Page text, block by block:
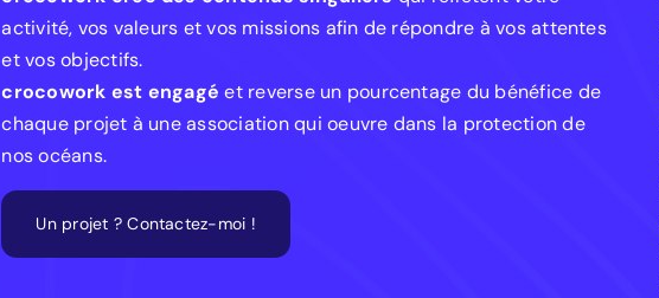
activité, vos valeurs et vos missions afin de répondre à vos attentes
et vos objectifs.
crocowork est engagé et reverse un pourcentage du bénéfice de
chaque projet à une association qui oeuvre dans la protection de
nos océans.
Un projet ? Contactez-moi !